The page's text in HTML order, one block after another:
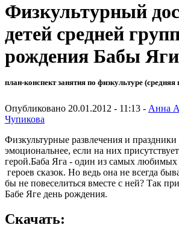
Физкультурный
детей средней
рождения Бабы
план-конспект занятия по физкультуре (средняя
Опубликовано 20.01.2012 - 11:13 - Анна
Чупикова
Физкультурные развлечения и
эмоциональнее, если на них
герой.Баба Яга - один из самых любимых
героев сказок. Но ведь она не всегда
бы не повеселиться вместе с ней? Так
Бабе Яге день рождения.
Скачать: